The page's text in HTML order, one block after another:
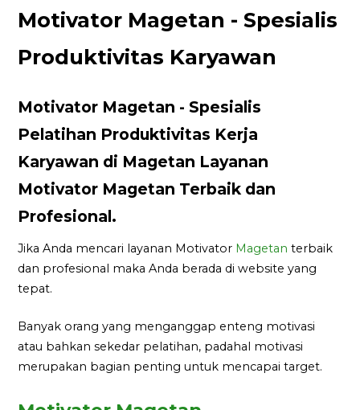
Motivator Magetan - Spesialis
Produktivitas Karyawan
Motivator Magetan - Spesialis
Pelatihan Produktivitas Kerja
Karyawan di Magetan Layanan
Motivator Magetan Terbaik dan
Profesional.
Jika Anda mencari layanan Motivator Magetan terbaik
dan profesional maka Anda berada di website yang
tepat.
Banyak orang yang menganggap enteng motivasi
atau bahkan sekedar pelatihan, padahal motivasi
merupakan bagian penting untuk mencapai target.